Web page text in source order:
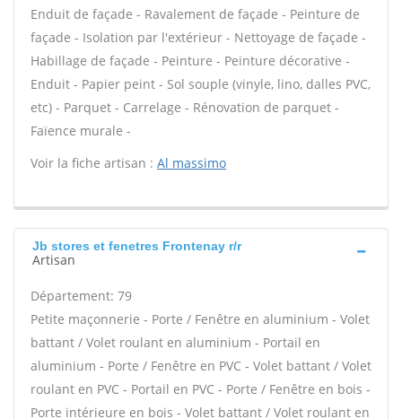
Enduit de façade - Ravalement de façade - Peinture de
façade - Isolation par l'extérieur - Nettoyage de façade -
Habillage de façade - Peinture - Peinture décorative -
Enduit - Papier peint - Sol souple (vinyle, lino, dalles PVC,
etc) - Parquet - Carrelage - Rénovation de parquet -
Faïence murale -
Voir la fiche artisan : Al massimo
Jb stores et fenetres Frontenay r/r
Artisan
Département: 79
Petite maçonnerie - Porte / Fenêtre en aluminium - Volet
battant / Volet roulant en aluminium - Portail en
aluminium - Porte / Fenêtre en PVC - Volet battant / Volet
roulant en PVC - Portail en PVC - Porte / Fenêtre en bois -
Porte intérieure en bois - Volet battant / Volet roulant en